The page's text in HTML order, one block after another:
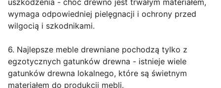
uszkodzenia - choć drewno jest trwałym materiałem,
wymaga odpowiedniej pielęgnacji i ochrony przed
wilgocią i szkodnikami.
6. Najlepsze meble drewniane pochodzą tylko z
egzotycznych gatunków drewna - istnieje wiele
gatunków drewna lokalnego, które są świetnym
materiałem do produkcji mebli.